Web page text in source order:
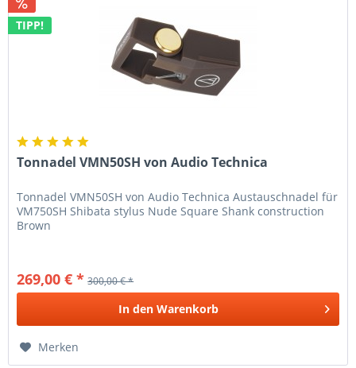
TIPP!
Tonnadel VMN50SH von Audio Technica
Tonnadel VMN50SH von Audio Technica Austauschnadel für
VM750SH Shibata stylus Nude Square Shank construction
Brown
269,00 € * 300,00 € *
In den Warenkorb
Merken